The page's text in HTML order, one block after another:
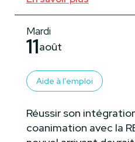
Mardi
11août
Aide à l'emploi
Réussir son
coanimation avec la